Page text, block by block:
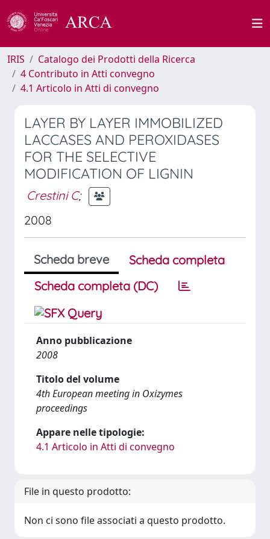
IRIS
Catalogo dei Prodotti della Ricerca
4 Contributo in Atti convegno
4.1 Articolo in Atti di convegno
LAYER BY LAYER IMMOBILIZED
LACCASES AND PEROXIDASES
FOR THE SELECTIVE
MODIFICATION OF LIGNIN
Crestini C;
2008
Scheda breve
Scheda completa
Scheda completa (DC)
Anno pubblicazione
2008
Titolo del volume
4th European meeting in Oxizymes
proceedings
Appare nelle tipologie:
4.1 Articolo in Atti di convegno
File in questo prodotto:
Non ci sono file associati a questo prodotto.